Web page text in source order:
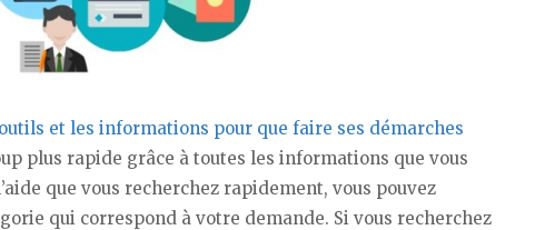
et les informations pour que faire ses démarches
plus rapide grâce à toutes les informations que vous
que vous recherchez rapidement, vous pouvez
qui correspond à votre demande. Si vous recherchez